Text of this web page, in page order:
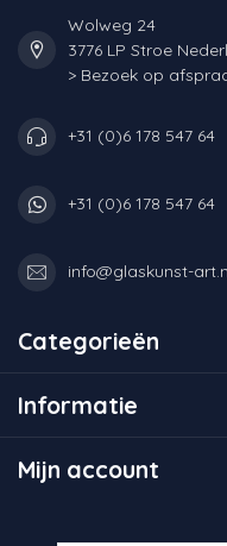
Wolweg 24
3776 LP Stroe
> Bezoek op
+31 (0)6 178 547 64
+31 (0)6 178 547 64
info@glaskunst-
Categorieën
Informatie
Mijn account